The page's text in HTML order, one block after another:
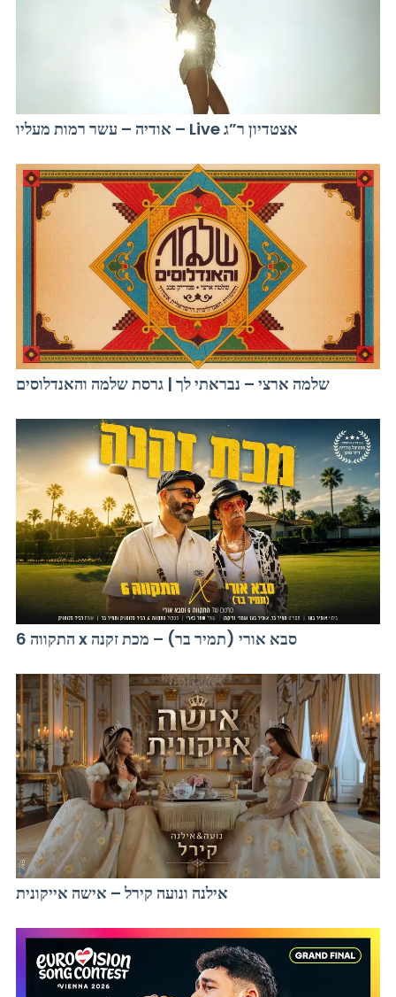
אודיה – עשר רמות מעליו – Live אצטדיון ר”ג
שלמה ארצי – נבראתי לך | גרסת שלמה והאנדלוסים
התקווה 6 x סבא אורי (תמיר בר) – מכת זקנה
אילנה ונועה קירל – אישה אייקונית